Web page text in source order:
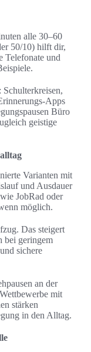
alle 30–60
50/10) hilft dir,
Telefonate und
Apps
Büro
geistige
Varianten mit
und Ausdauer
JobRad oder
möglich.
Das steigert
bei geringem
sichere
an der
mit
stärken
in den Alltag.